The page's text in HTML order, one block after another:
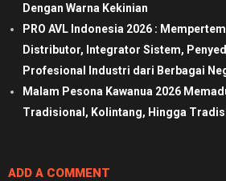
Dengan Warna Kekinian
PRO AVL Indonesia 2026 :
Distributor, Integrator Sistem,
Profesional Industri dari Berbagai
Malam Pesona Kawanua 2026
Tradisional, Kolintang, Hingga
ADD A COMMENT